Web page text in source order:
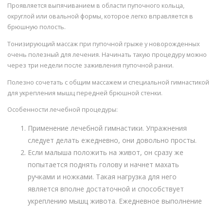
Проявляется выпячиванием в области пупочного кольца,
округлой или овальной формы, которое легко вправляется в
брюшную полость.
Тонизирующий массаж при пупочной грыже у новорожденных
очень полезный для лечения. Начинать такую процедуру можно
через три недели после заживления пупочной ранки.
Полезно сочетать с общим массажем и специальной гимнастикой
для укрепления мышц передней брюшной стенки.
Особенности лечебной процедуры:
Применение лечебной гимнастики. Упражнения
следует делать ежедневно, они довольно просты.
Если малыша положить на живот, он сразу же
попытается поднять голову и начнет махать
ручками и ножками. Такая нагрузка для него
является вполне достаточной и способствует
укреплению мышц живота. Ежедневное выполнение